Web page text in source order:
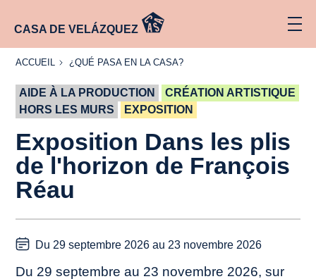
CASA DE VELÁZQUEZ
ACCUEIL
ACCUEIL
¿QUÉ
CASA?
¿QUÉ PASA EN LA CASA?
AIDE À LA PRODUCTION
CRÉATION ARTISTIQUE
HORS LES MURS
EXPOSITION
Exposition Dans les plis
de l'horizon de François
Réau
Du 29 septembre 2026 au 23 novembre 2026
Du 29 septembre au 23 novembre 2026, sur